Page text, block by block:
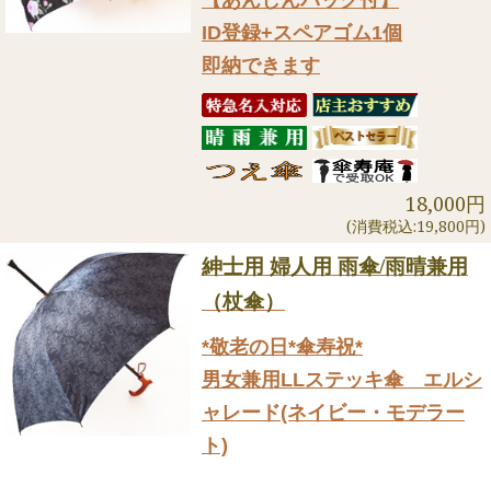
ID登録+スペアゴム1個
即納できます
18,000円
(消費税込:19,800円)
紳士用 婦人用 雨傘/雨晴兼用
（杖傘）
*敬老の日*傘寿祝*
男女兼用LLステッキ傘 エルシ
ャレード(ネイビー・モデラー
ト)